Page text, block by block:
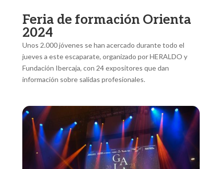
Feria de formación Orienta
2024
Unos 2.000 jóvenes se han acercado durante todo el
jueves a este escaparate, organizado por HERALDO y
Fundación Ibercaja, con 24 expositores que dan
información sobre salidas profesionales.